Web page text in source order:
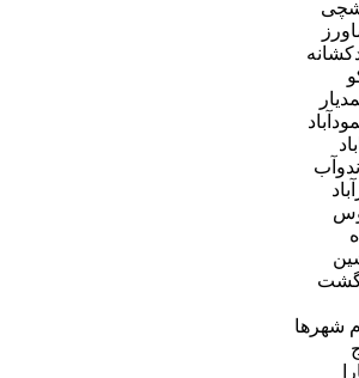
شهر‌ها